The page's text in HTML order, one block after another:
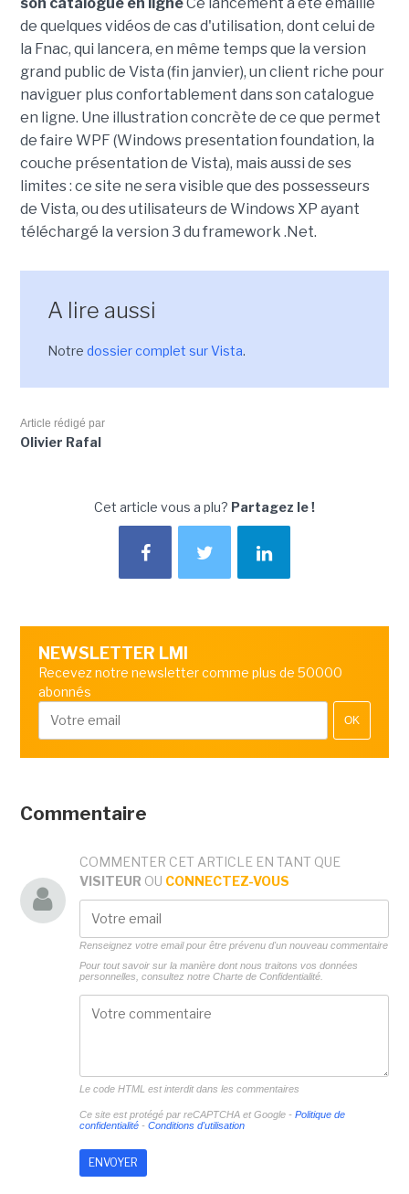
de quelques vidéos de cas d'utilisation, dont celui de
la Fnac, qui lancera, en même temps que la version
grand public de Vista (fin janvier), un client riche pour
naviguer plus confortablement dans son catalogue
en ligne. Une illustration concrète de ce que permet
de faire WPF (Windows presentation foundation, la
couche présentation de Vista), mais aussi de ses
limites : ce site ne sera visible que des possesseurs
de Vista, ou des utilisateurs de Windows XP ayant
téléchargé la version 3 du framework .Net.
A lire aussi
Notre dossier complet sur Vista.
Article rédigé par
Olivier Rafal
Cet article vous a plu? Partagez le !
NEWSLETTER LMI
Recevez notre newsletter comme plus de 50000
abonnés
OK
Commentaire
COMMENTER CET ARTICLE EN TANT QUE
VISITEUR OU CONNECTEZ-VOUS
Renseignez votre email pour être prévenu d'un nouveau commentaire
Pour tout savoir sur la manière dont nous traitons vos données
personnelles, consultez notre Charte de Confidentialité.
Le code HTML est interdit dans les commentaires
Ce site est protégé par reCAPTCHA et Google - Politique de
confidentialité- Conditions d'utilisation